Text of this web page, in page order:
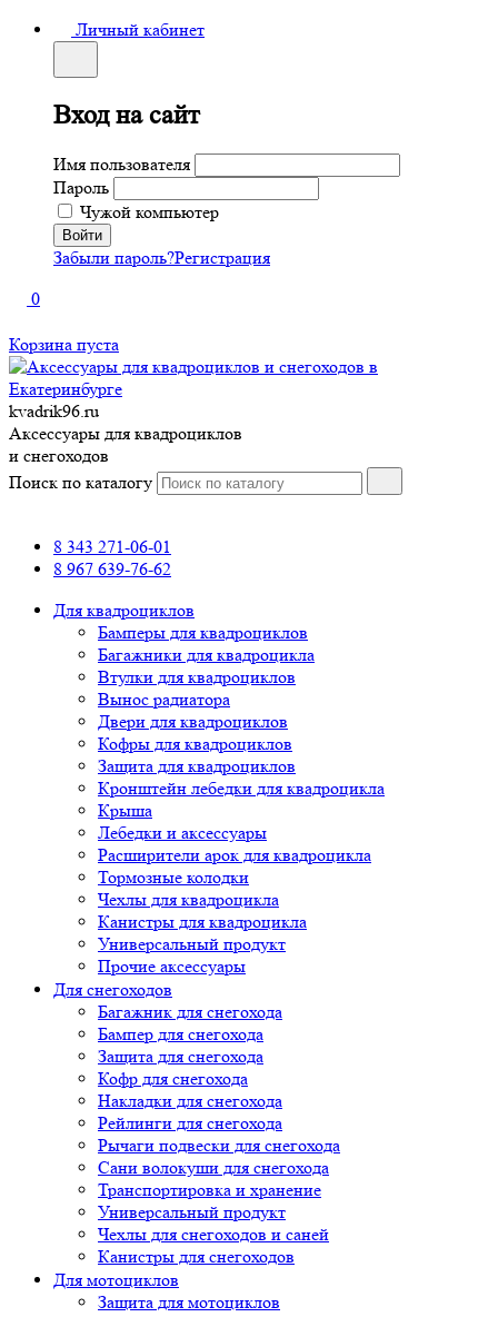
Личный кабинет
Вход на сайт
Имя пользователя
Пароль
Чужой компьютер
Забыли пароль?Регистрация
0
Корзина пуста
kvadrik96.ru
Аксессуары для квадроциклов
и снегоходов
Поиск по каталогу
8 343 271-06-01
8 967 639-76-62
Для квадроциклов
Бамперы для квадроциклов
Багажники для квадроцикла
Втулки для квадроциклов
Вынос радиатора
Двери для квадроциклов
Кофры для квадроциклов
Защита для квадроциклов
Кронштейн лебедки для квадроцикла
Крыша
Лебедки и аксессуары
Расширители арок для квадроцикла
Тормозные колодки
Чехлы для квадроцикла
Канистры для квадроцикла
Универсальный продукт
Прочие аксессуары
Для снегоходов
Багажник для снегохода
Бампер для снегохода
Защита для снегохода
Кофр для снегохода
Накладки для снегохода
Рейлинги для снегохода
Рычаги подвески для снегохода
Сани волокуши для снегохода
Транспортировка и хранение
Универсальный продукт
Чехлы для снегоходов и саней
Канистры для снегоходов
Для мотоциклов
Защита для мотоциклов